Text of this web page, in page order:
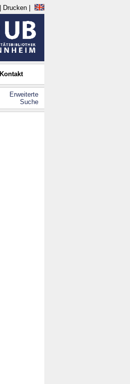
Drucken
Kontakt
Erweiterte
Suche